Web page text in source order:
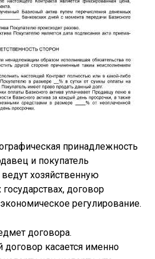
принадлежность
и покупатель
хозяйственную
договор
регулирование.
договора.
касается именно